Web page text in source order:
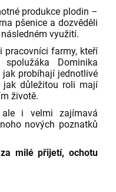
produkce plodin –
pšenice a dozvěděli
využití.
pracovníci farmy, kteří
Dominika
probíhají jednotlivé
jak důležitou roli mají
životě.
ale i velmi zajímavá
nových poznatků
milé přijetí, ochotu